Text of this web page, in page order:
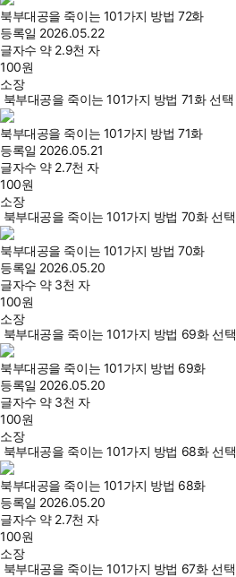
북부대공을 죽이는 101가지 방법 72화
등록일 2026.05.22
글자수 약 2.9천 자
100원
소장
북부대공을 죽이는 101가지 방법 71화 선택
북부대공을 죽이는 101가지 방법 71화
등록일 2026.05.21
글자수 약 2.7천 자
100원
소장
북부대공을 죽이는 101가지 방법 70화 선택
북부대공을 죽이는 101가지 방법 70화
등록일 2026.05.20
글자수 약 3천 자
100원
소장
북부대공을 죽이는 101가지 방법 69화 선택
북부대공을 죽이는 101가지 방법 69화
등록일 2026.05.20
글자수 약 3천 자
100원
소장
북부대공을 죽이는 101가지 방법 68화 선택
북부대공을 죽이는 101가지 방법 68화
등록일 2026.05.20
글자수 약 2.7천 자
100원
소장
북부대공을 죽이는 101가지 방법 67화 선택